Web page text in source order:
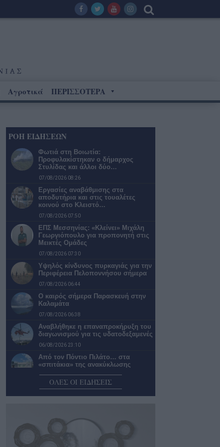
Αγροτικά ΠΕΡΙΣΣΟΤΕΡΑ
ΡΟΗ ΕΙΔΗΣΕΩΝ
Φωτιά στη Βοιωτία:
Προφυλακίστηκαν ο δήμαρχος
Στυλίδας και άλλοι δύο…
07/08/2026 08:26
Εργασίες αναβάθμισης στα
αποδυτήρια και στις τουαλέτες
κοινού στο Κλειστό…
07/08/2026 07:50
ΕΠΣ Μεσσηνίας: «Κλείνει» Μιχάλη
Γεωργιόπουλο για προπονητή στις
Μεικτές Ομάδες
07/08/2026 07:30
Υψηλός κίνδυνος πυρκαγιάς για την
Περιφέρεια Πελοποννήσου σήμερα
07/08/2026 06:44
Ο καιρός σήμερα Παρασκευή στην
Καλαμάτα
07/08/2026 06:38
Αναβλήθηκε η επαναπροκήρυξη του
διαγωνισμού για τις υδατοδεξαμενές
06/08/2026 23:10
Από τον Πόντιο Πιλάτο… στα
«σπιτάκια» της ανακύκλωσης
06/08/2026 22:02
Η «Αντιγόνη» του Σοφοκλή
επιστρέφει για 2η χρονιά στην
Ανοίγει ο δρόμος για τον Βιολογικό
Καθαρισμό Πεταλιδίου
06/08/2026 20:58
ΟΛΕΣ ΟΙ ΕΙΔΗΣΕΙΣ